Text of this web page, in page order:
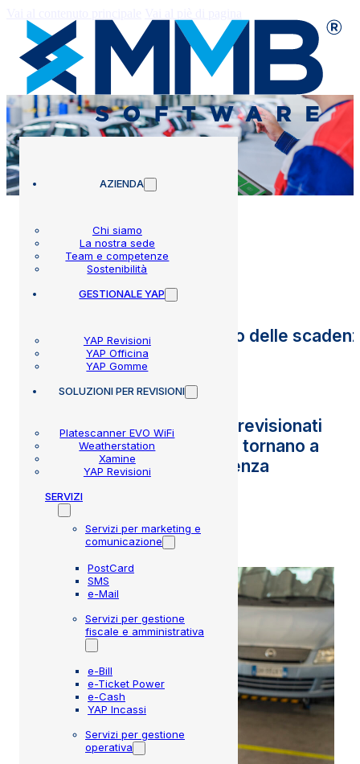
AZIENDA
Chi siamo
La nostra sede
Team e competenze
Sostenibilità
GESTIONALE YAP
YAP Revisioni
YAP Officina
YAP Gomme
SOLUZIONIPER REVISIONI
Platescanner EVO WiFi
Weatherstation
Xamine
YAP Revisioni
SERVIZI
Servizi per marketing e
comunicazione
PostCard
SMS
e-Mail
Servizi per gestione
fiscale e amministrativa
e-Bill
e-Ticket Power
e-Cash
YAP Incassi
Servizi per gestione
operativa
YAP Targa
La soluzione per il controllo delle
click
In media il 50% dei veicoli revisionati
da un centro revisione non tornano a
fare la revisione alla scadenza